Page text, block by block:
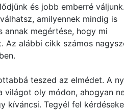
és jobb emberré
amilyennek mindig is
annak megértése, hogy mi
Az alábbi cikk számos
teszed az elmédet. A
világot oly módon, ahogyan
kíváncsi. Tegyél fel